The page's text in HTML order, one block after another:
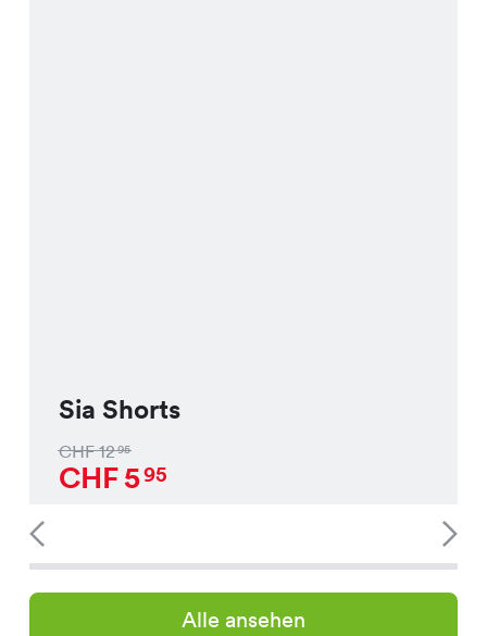
Sia Shorts
CHF1295
CHF595
Alle ansehen